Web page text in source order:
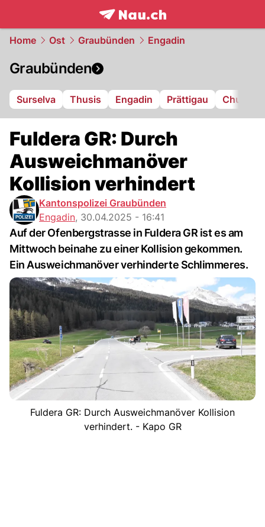
frontpage.NAU.ch
Home Ost Graubünden Engadin
Graubünden
Surselva Thusis Engadin Prättigau Chur
Fuldera GR: Durch
Ausweichmanöver
Kollision verhindert
Kantonspolizei Graubünden
Engadin, 30.04.2025 - 16:41
Auf der Ofenbergstrasse in Fuldera GR ist es am
Mittwoch beinahe zu einer Kollision gekommen.
Ein Ausweichmanöver verhinderte Schlimmeres.
Fuldera GR: Durch Ausweichmanöver Kollision
verhindert. - Kapo GR